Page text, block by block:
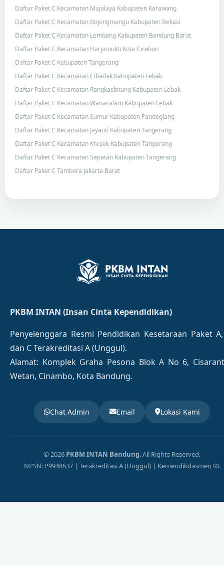
Daftar Paket C Kecamatan Majalaya Kabupaten Karawang
Daftar Paket C Kecamatan Bojongmangu Kabupaten Bekasi
Daftar Paket C Kecamatan Lembang Kabupaten Bandung Barat
Daftar Paket C Kecamatan Harjamukti Kota Cirebon
Daftar Paket C Kabupaten Tangerang
Daftar Paket C Kecamatan Cibadak Kabupaten Lebak
Daftar Paket C Kecamatan Rangkasbitung Kabupaten Lebak
Daftar Paket C Kecamatan Wanasalam Kabupaten Lebak
Daftar Paket C Kecamatan Sumur Kabupaten Pandeglang
Daftar Paket C Kecamatan Jayanti Kabupaten Tangerang
Daftar Paket C Kecamatan Kresek Kabupaten Tangerang
Daftar Paket C Kecamatan Sepatan Kabupaten Tangerang
Daftar Paket C Tambora Jakarta Barat
PKBM INTAN (Insan Cinta Kependidikan)
Penyelenggara Resmi Pendidikan Kesetaraan Paket
dan C Terakreditasi A (Unggul).
Alamat: Komplek Graha Pesona Blok A No 6,
Wetan, Cinambo, Kota Bandung.
Chat Admin Email Lokasi Kami
© 2026 PKBM INTAN Bandung. All Rights Reserved.
NPSN: P9948537 | Terakreditasi A (Unggul) | Kemendikdasmen RI.